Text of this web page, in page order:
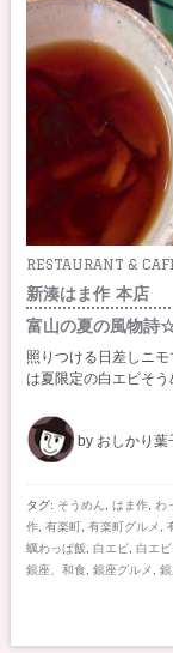
RESTAURANT &
新湊はま作 本店
富山の夏の風物詩
照りつける日差しニ
は夏限定の白エビそう
by おしかり葉
タグ: そうめん はま作, わ
作, 有楽町, 有楽町グルメ
蠣わっぱ飯
白エビ, 白エビ
銀座、和食, 銀座グルメ